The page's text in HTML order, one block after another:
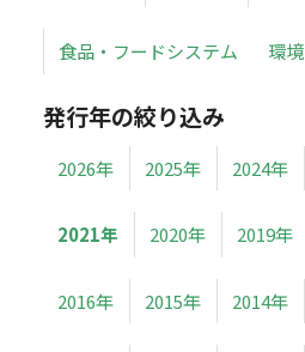
食品・フードシステム 環境
発行年の絞り込み
2026年 2025年 2024年
2021年 2020年 2019年
2016年 2015年 2014年